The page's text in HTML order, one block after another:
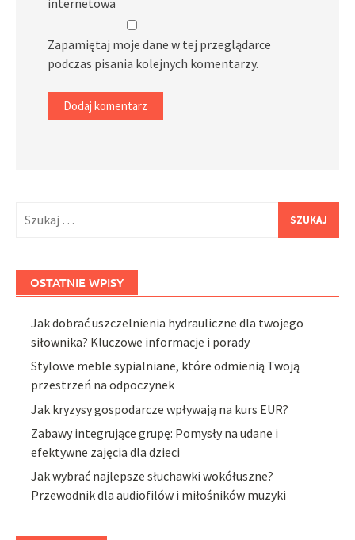
Zapamiętaj moje dane w tej przeglądarce
podczas pisania kolejnych komentarzy.
OSTATNIE WPISY
Jak dobrać uszczelnienia hydrauliczne dla twojego
siłownika? Kluczowe informacje i porady
Stylowe meble sypialniane, które odmienią Twoją
przestrzeń na odpoczynek
Jak kryzysy gospodarcze wpływają na kurs EUR?
Zabawy integrujące grupę: Pomysły na udane i
efektywne zajęcia dla dzieci
Jak wybrać najlepsze słuchawki wokółuszne?
Przewodnik dla audiofilów i miłośników muzyki